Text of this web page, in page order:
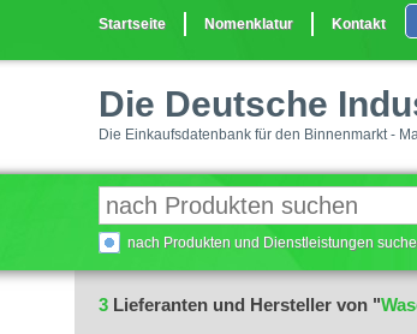
Startseite Nomenklatur Kontakt
Die Deutsche
Die Einkaufsdatenbank für den Binnenmarkt -
nach Produkten und Dienstleistungen
3 Lieferanten und Hersteller von "